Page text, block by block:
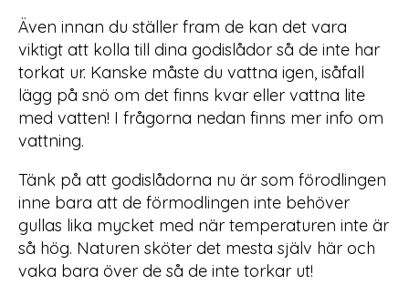
Även innan du ställer fram de kan det vara
viktigt att kolla till dina godislådor så de inte har
torkat ur. Kanske måste du vattna igen, isåfall
lägg på snö om det finns kvar eller vattna lite
med vatten! I frågorna nedan finns mer info om
vattning.
Tänk på att godislådorna nu är som förodlingen
inne bara att de förmodlingen inte behöver
gullas lika mycket med när temperaturen inte är
så hög. Naturen sköter det mesta själv här och
vaka bara över de så de inte torkar ut!